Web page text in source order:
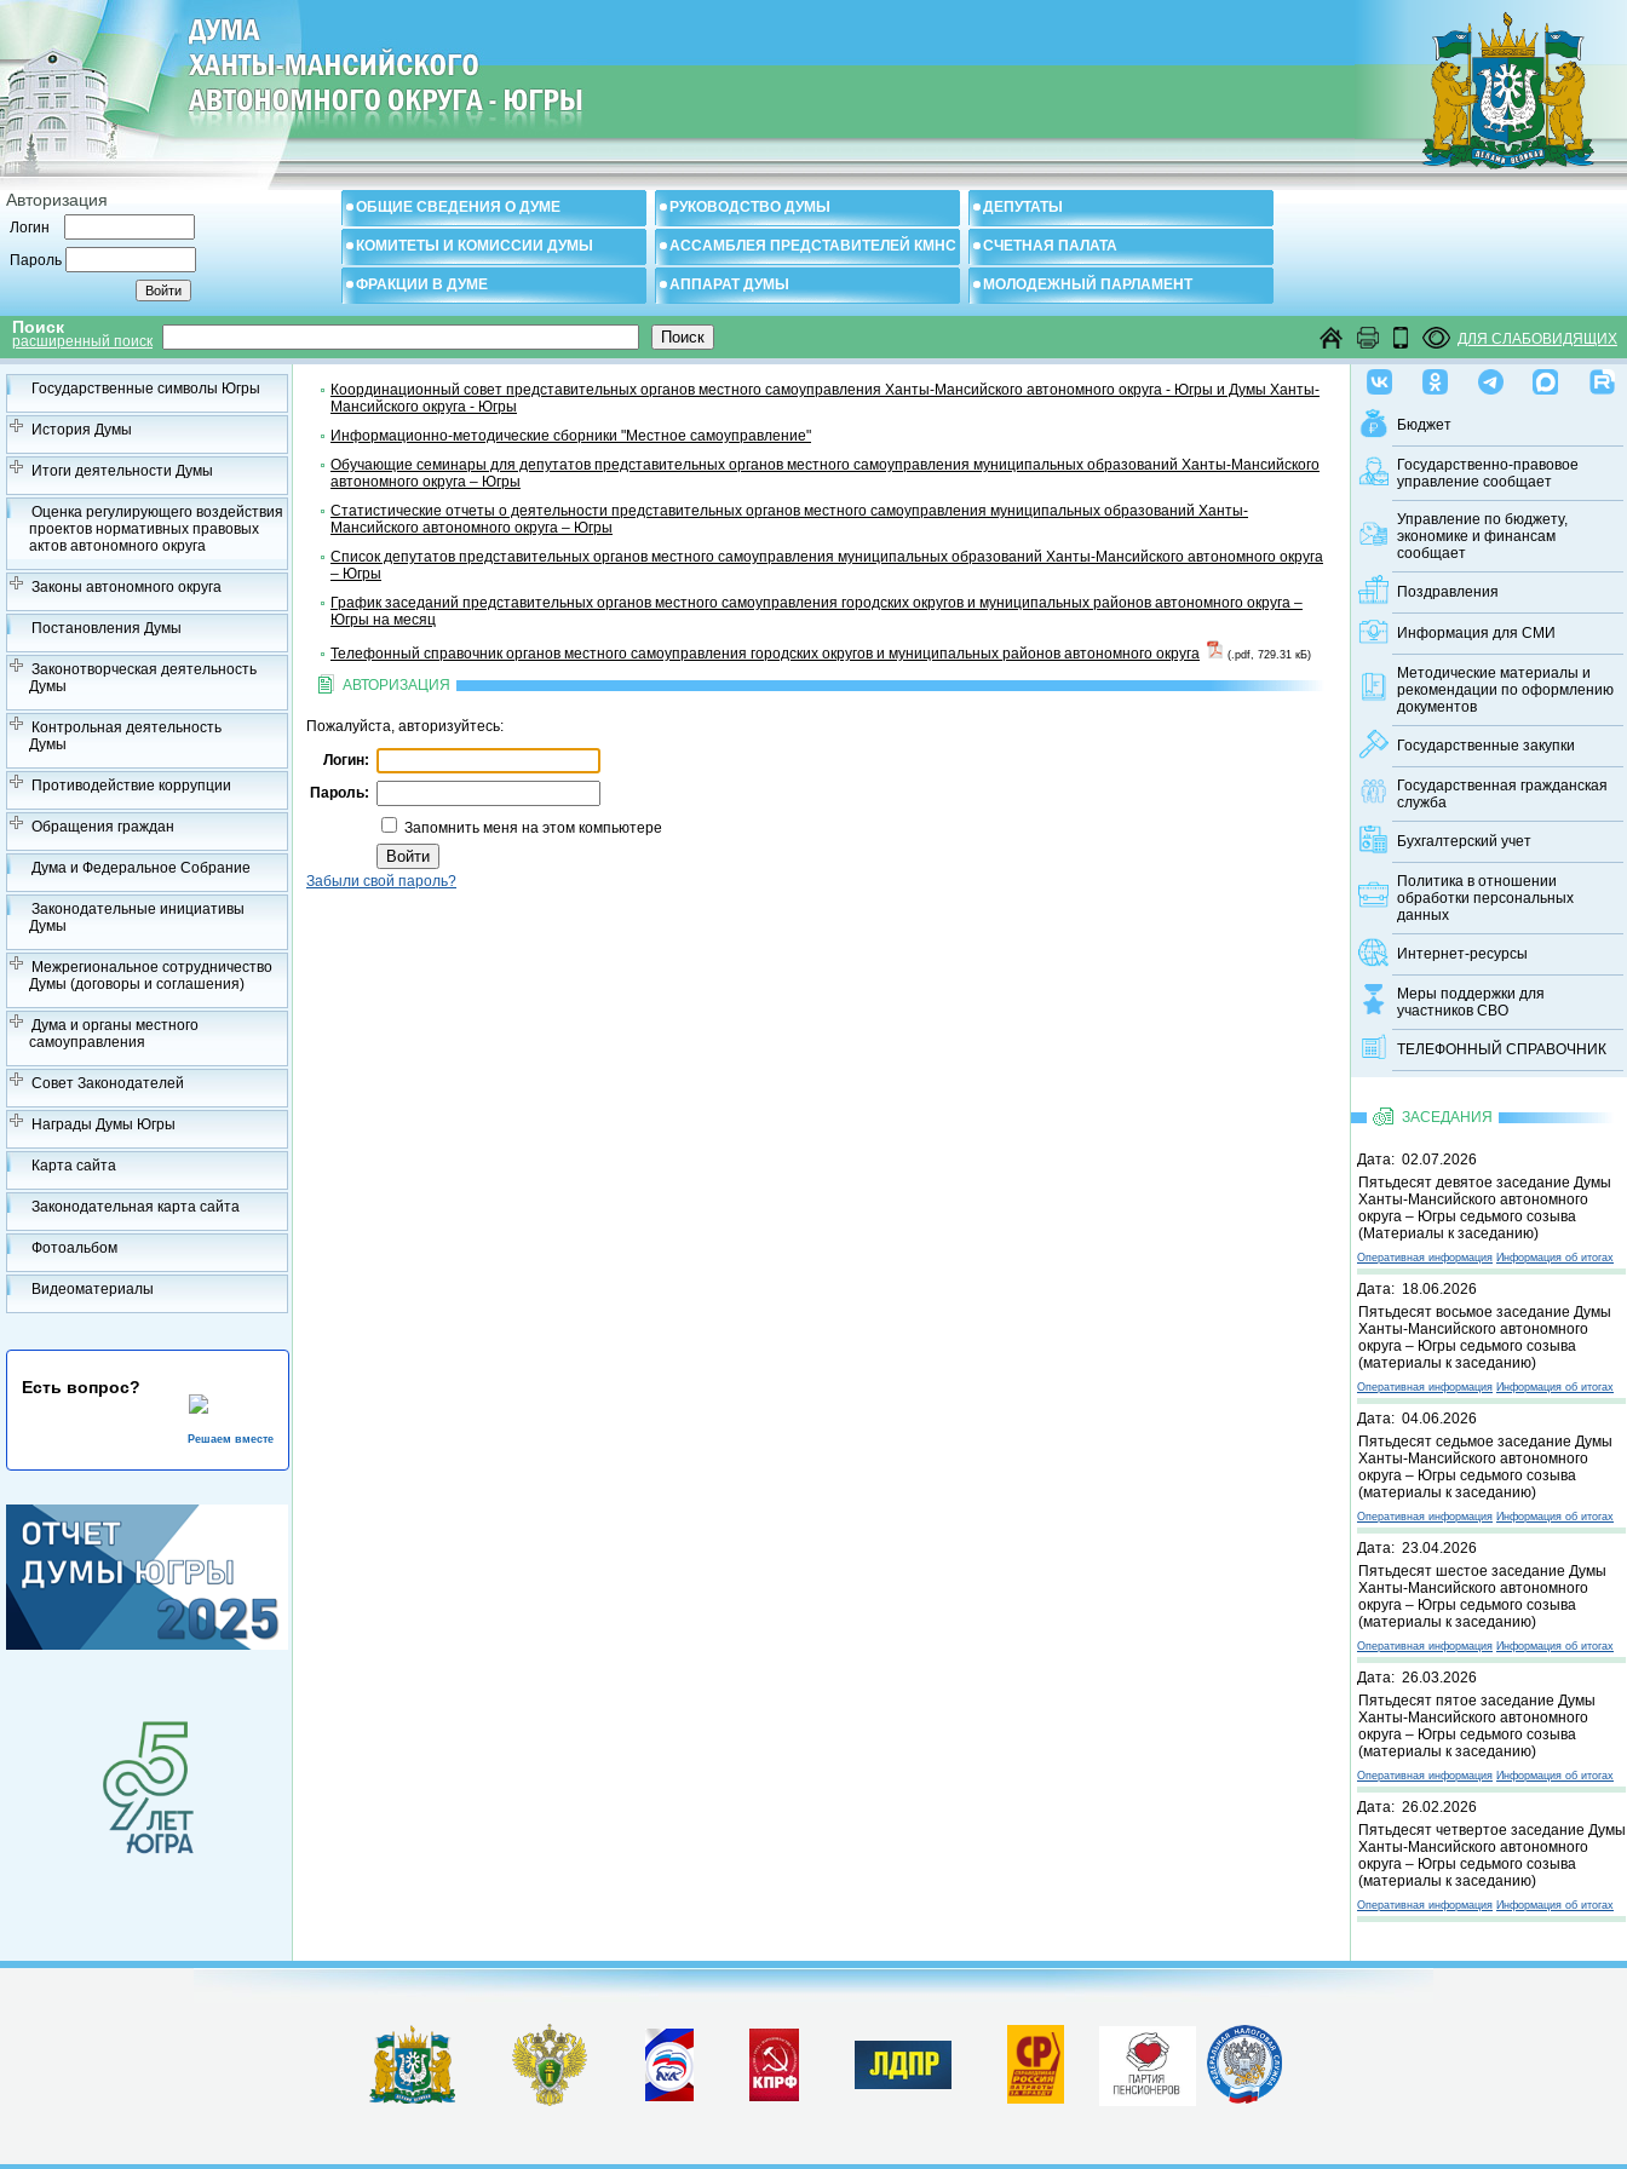
Авторизация
Логин
Пароль
ОБЩИЕ СВЕДЕНИЯ О ДУМЕ РУКОВОДСТВО ДУМЫ ДЕПУТАТЫ
КОМИТЕТЫ И КОМИССИИ ДУМЫ АССАМБЛЕЯ ПРЕДСТАВИТЕЛЕЙ КМНС СЧЕТНАЯ ПАЛАТА
ФРАКЦИИ В ДУМЕ АППАРАТ ДУМЫ МОЛОДЕЖНЫЙ ПАРЛАМЕНТ
Поиск
расширенный поиск ДЛЯ СЛАБОВИДЯЩИХ
Государственные символы Югры
История Думы
Итоги деятельности Думы
Оценка регулирующего воздействия
проектов нормативных правовых
актов автономного округа
Законы автономного округа
Постановления Думы
Законотворческая деятельность
Думы
Контрольная деятельность
Думы
Противодействие коррупции
Обращения граждан
Дума и Федеральное Собрание
Законодательные инициативы
Думы
Межрегиональное сотрудничество
Думы (договоры и соглашения)
Дума и органы местного
самоуправления
Совет Законодателей
Награды Думы Югры
Карта сайта
Законодательная карта сайта
Фотоальбом
Видеоматериалы
Есть вопрос?
Решаем вместе
Бюджет
Государственно-правовое
управление сообщает
Управление по бюджету,
экономике и финансам
сообщает
Поздравления
Информация для СМИ
Методические материалы и
рекомендации по оформлению
документов
Государственные закупки
Государственная гражданская
служба
Бухгалтерский учет
Политика в отношении
обработки персональных
данных
Интернет-ресурсы
Меры поддержки для
участников СВО
ТЕЛЕФОННЫЙ CПРАВОЧНИК
ЗАСЕДАНИЯ
Дата: 02.07.2026
Пятьдесят девятое заседание Думы
Ханты-Мансийского автономного
округа – Югры седьмого созыва
(Материалы к заседанию)
Оперативная информация Информация об итогах
Дата: 18.06.2026
Пятьдесят восьмое заседание Думы
Ханты-Мансийского автономного
округа – Югры седьмого созыва
(материалы к заседанию)
Оперативная информация Информация об итогах
Дата: 04.06.2026
Пятьдесят седьмое заседание Думы
Ханты-Мансийского автономного
округа – Югры седьмого созыва
(материалы к заседанию)
Оперативная информация Информация об итогах
Дата: 23.04.2026
Пятьдесят шестое заседание Думы
Ханты-Мансийского автономного
округа – Югры седьмого созыва
(материалы к заседанию)
Оперативная информация Информация об итогах
Дата: 26.03.2026
Пятьдесят пятое заседание Думы
Ханты-Мансийского автономного
округа – Югры седьмого созыва
(материалы к заседанию)
Оперативная информация Информация об итогах
Дата: 26.02.2026
Пятьдесят четвертое заседание Думы
Ханты-Мансийского автономного
округа – Югры седьмого созыва
(материалы к заседанию)
Оперативная информация Информация об итогах
Координационный совет представительных органов местного самоуправления Ханты-Мансийского автономного округа - Югры и Думы Ханты-
Мансийского округа - Югры
Информационно-методические сборники "Местное самоуправление"
Обучающие семинары для депутатов представительных органов местного самоуправления муниципальных образований Ханты-Мансийского
автономного округа – Югры
Статистические отчеты о деятельности представительных органов местного самоуправления муниципальных образований Ханты-
Мансийского автономного округа – Югры
Список депутатов представительных органов местного самоуправления муниципальных образований Ханты-Мансийского автономного округа
– Югры
График заседаний представительных органов местного самоуправления городских округов и муниципальных районов автономного округа –
Югры на месяц
Телефонный справочник органов местного самоуправления городских округов и муниципальных районов автономного округа
(.pdf, 729.31 кБ)
АВТОРИЗАЦИЯ
Пожалуйста, авторизуйтесь:
Логин:
Пароль:
Запомнить меня на этом компьютере
Забыли свой пароль?